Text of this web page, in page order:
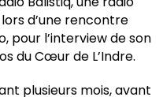
d’une rencontre
pour l’interview de son
du Cœur de L’Indre.
plusieurs mois, avant